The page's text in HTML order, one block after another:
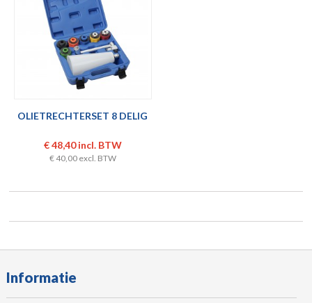
OLIETRECHTERSET 8 DELIG
€ 48,40 incl. BTW
€ 40,00 excl. BTW
Informatie